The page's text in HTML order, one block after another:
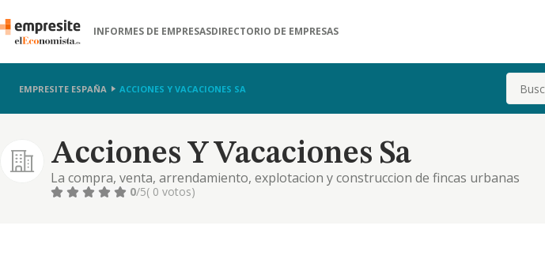
INFORMES DE EMPRESASDIRECTORIO DE EMPRESAS
EMPRESITE ESPAÑA ACCIONES Y VACACIONES SA Buscar
Acciones Y Vacaciones Sa
La compra, venta, arrendamiento, explotacion y construccion de fincas urbanas
0/5( 0 votos)